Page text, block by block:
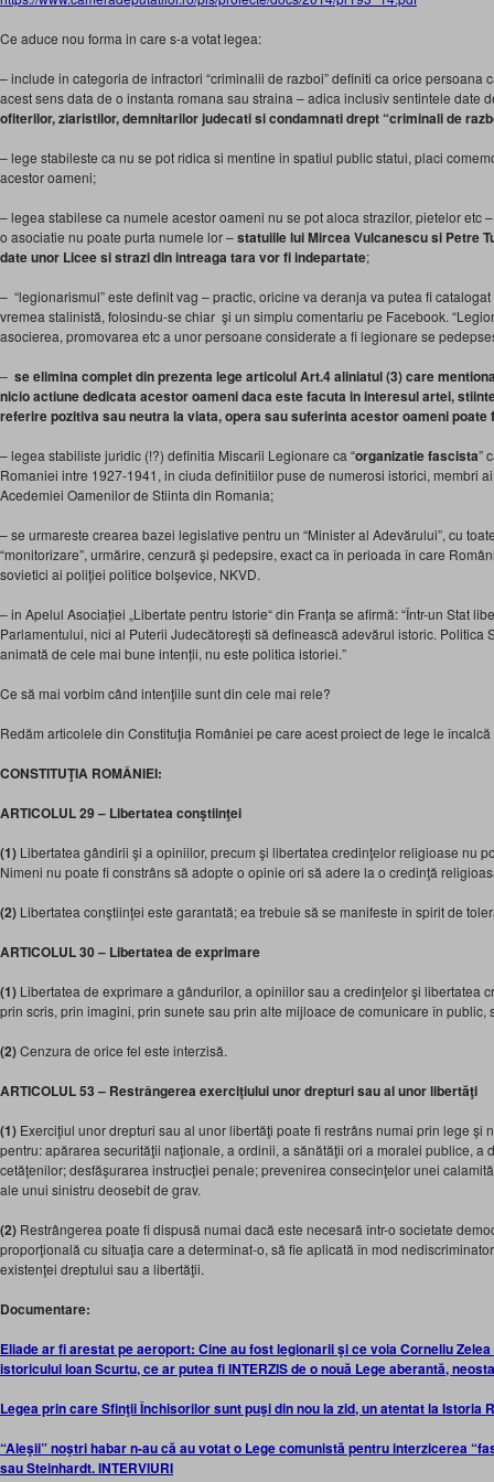
Ce aduce nou forma in care s-a votat legea:
– include in categoria de infractori “criminalii de razboi” definiti ca orice persoana
acest sens data de o instanta romana sau straina – adica inclusiv sentintele date
ofiterilor, ziaristilor, demnitarilor judecati si condamnati drept “criminali de
– lege stabileste ca nu se pot ridica si mentine in spatiul public statui, placi
acestor oameni;
– legea stabilese ca numele acestor oameni nu se pot aloca strazilor, pietelor etc
o asociatie nu poate purta numele lor –statuiile lui Mircea Vulcanescu si Petre
date unor Licee si strazi din intreaga tara vor fi indepartate;
– “legionarismul” este definit vag – practic, oricine va deranja va putea fi catalogat
vremea stalinistă, folosindu-se chiar şi un simplu comentariu pe Facebook.
asocierea, promovarea etc a unor persoane considerate a fi legionare se
– se elimina complet din prezenta lege articolul Art.4 aliniatul (3) care
nicio actiune dedicata acestor oameni daca este facuta in interesul artei,
referire pozitiva sau neutra la viata, opera sau suferinta acestor oameni
– legea stabiliste juridic (!?) definitia Miscarii Legionare ca “organizatie fascista”
Romaniei intre 1927-1941, in ciuda definitiilor puse de numerosi istorici, membri
Acedemiei Oamenilor de Stiinta din Romania;
– se urmareste crearea bazei legislative pentru un “Minister al Adevărului”, cu
“monitorizare”, urmărire, cenzură şi pedepsire, exact ca în perioada în care
sovietici ai poliţiei politice bolşevice, NKVD.
– in Apelul Asociației „Libertate pentru Istorie“ din Franța se afirmă: “Într-un Stat
Parlamentului, nici al Puterii Judecătorești să definească adevărul istoric. Politica
animată de cele mai bune intenții, nu este politica istoriei.”
Ce să mai vorbim când intenţiile sunt din cele mai rele?
Redăm articolele din Constituţia României pe care acest proiect de lege le încalcă
CONSTITUŢIA ROMÂNIEI:
ARTICOLUL 29 – Libertatea conştiinţei
(1) Libertatea gândirii şi a opiniilor, precum şi libertatea credinţelor religioase nu
Nimeni nu poate fi constrâns să adopte o opinie ori să adere la o credinţă
(2) Libertatea conştiinţei este garantată; ea trebuie să se manifeste în spirit de
ARTICOLUL 30 – Libertatea de exprimare
(1) Libertatea de exprimare a gândurilor, a opiniilor sau a credinţelor şi libertatea
prin scris, prin imagini, prin sunete sau prin alte mijloace de comunicare în public,
(2)Cenzura de orice fel este interzisă.
ARTICOLUL 53 – Restrângerea exerciţiului unor drepturi sau al unor libertăţi
(1) Exerciţiul unor drepturi sau al unor libertăţi poate fi restrâns numai prin lege şi
pentru: apărarea securităţii naţionale, a ordinii, a sănătăţii ori a moralei publice, a
cetăţenilor; desfăşurarea instrucţiei penale; prevenirea consecinţelor unei
ale unui sinistru deosebit de grav.
(2) Restrângerea poate fi dispusă numai dacă este necesară într-o societate
proporţională cu situaţia care a determinat-o, să fie aplicată în mod
existenţei dreptului sau a libertăţii.
Documentare:
Eliade ar fi arestat pe aeroport: Cine au fost legionarii şi ce voia Corneliu Zelea
istoricului Ioan Scurtu, ce ar putea fi INTERZIS de o nouă Lege aberantă,
Legea prin care Sfinţii Închisorilor sunt puşi din nou la zid, un atentat la Istoria
“Aleşii” noştri habar n-au că au votat o Lege comunistă pentru interzicerea
sau Steinhardt. INTERVIURI